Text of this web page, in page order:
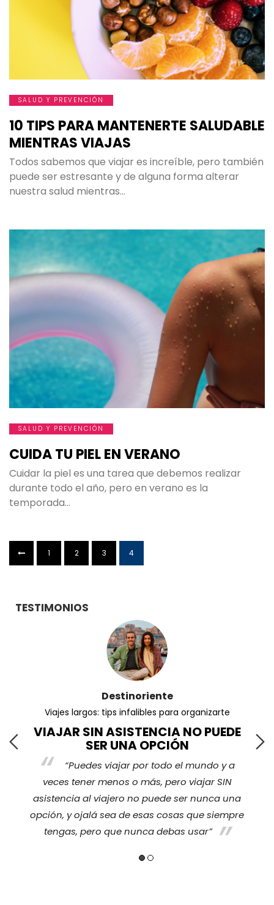
SALUD Y PREVENCIÓN
10 TIPS PARA MANTENERTE SALUDABLE
MIENTRAS VIAJAS
Todos sabemos que viajar es increíble, pero también
puede ser estresante y de alguna forma alterar
nuestra salud mientras…
SALUD Y PREVENCIÓN
CUIDA TU PIEL EN VERANO
Cuidar la piel es una tarea que debemos realizar
durante todo el año, pero en verano es la
temporada…
1 2 3 4
TESTIMONIOS
Destinoriente
Viajes largos: tips infalibles para organizarte
VIAJAR SIN ASISTENCIA NO PUEDE
SER UNA OPCIÓN
“Puedes viajar por todo el mundo y a
veces tener menos o más, pero viajar SIN
asistencia al viajero no puede ser nunca una
opción, y ojalá sea de esas cosas que siempre
tengas, pero que nunca debas usar”